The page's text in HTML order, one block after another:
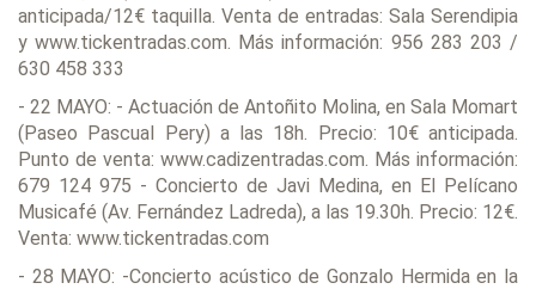
anticipada/12€ taquilla. Venta de entradas: Sala Serendipia
y www.tickentradas.com. Más información: 956 283 203 /
630 458 333
- 22 MAYO: - Actuación de Antoñito Molina, en Sala Momart
(Paseo Pascual Pery) a las 18h. Precio: 10€ anticipada.
Punto de venta: www.cadizentradas.com. Más información:
679 124 975 - Concierto de Javi Medina, en El Pelícano
Musicafé (Av. Fernández Ladreda), a las 19.30h. Precio: 12€.
Venta: www.tickentradas.com
- 28 MAYO: -Concierto acústico de Gonzalo Hermida en la